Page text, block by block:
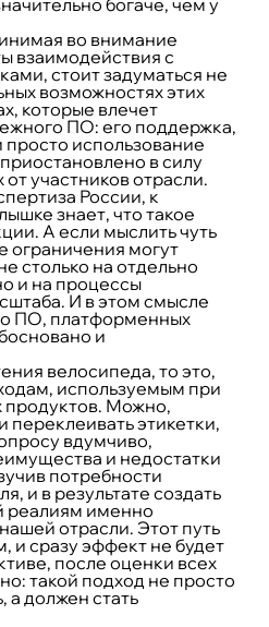
богаче, чем у
во внимание
взаимодействия с
стоит задуматься не
возможностях этих
которые влечет
ПО: его поддержка,
использование
в силу
участников отрасли.
России, к
знает, что такое
А если мыслить чуть
ограничения могут
столько на отдельно
и на процессы
И в этом смысле
ПО, платформенных
и
велосипеда, то это,
используемым при
продуктов. Можно,
переклеивать этикетки,
вдумчиво,
и недостатки
потребности
и в результате создать
реалиям именно
отрасли. Этот путь
и сразу эффект не будет
после оценки всех
такой подход не просто
а должен стать